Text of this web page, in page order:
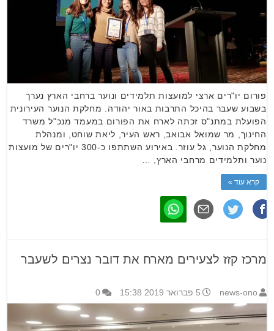
פורום יו"רים ארצי למועצות תלמידים ונוער ברחבי הארץ נערך
בשבוע שעבר בהיכל התרבות באור יהודה. מחלקת הנוער העירונית
הפועלת במתנ"ס זכתה לארח את הפורום במעמד מנכ"ל משרד
החינוך, מר שמואל אבואב, ראש העיר, ליאת שוחט, ומנהלת
מחלקת הנוער, גל עוזר. באירוע השתתפו כ-300 יו"רים של מועצות
נוער ותלמידים מרחבי הארץ, …
קרא עוד »
מרכז קזז לצעירים מארח את דובר נצרים לשעבר
news-ono 5 פברואר 2019 15:38 0